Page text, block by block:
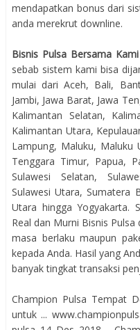
mendapatkan bonus dari
anda merekrut downline.
Bisnis Pulsa Bersama
sebab sistem kami bisa
mulai dari Aceh, Bali,
Jambi, Jawa Barat, Jawa
Kalimantan Selatan,
Kalimantan Utara,
Lampung, Maluku, Maluku
Tenggara Timur, Papua,
Sulawesi Selatan,
Sulawesi Utara, Sumatera
Utara hingga Yogyakarta.
Real dan Murni Bisnis Pulsa
masa berlaku maupun
kepada Anda. Hasil yang
banyak tingkat transaksi
Champion Pulsa Tempat
untuk ...